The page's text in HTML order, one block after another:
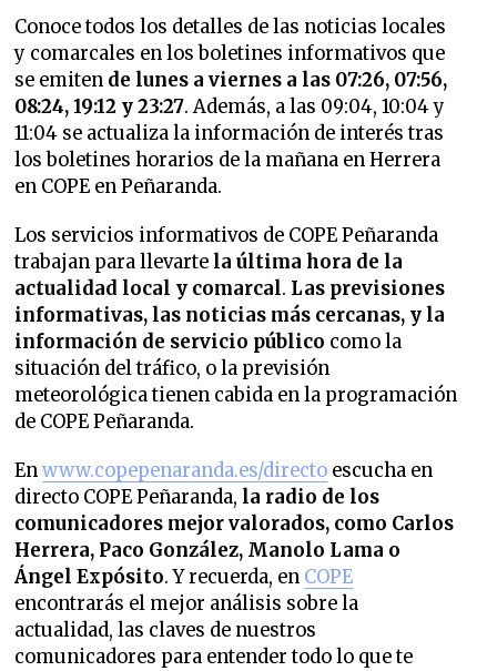
Conoce todos los detalles de las noticias locales
y comarcales en los boletines informativos que
se emiten de lunes a viernes a las 07:26, 07:56,
08:24, 19:12 y 23:27. Además, a las 09:04, 10:04 y
11:04 se actualiza la información de interés tras
los boletines horarios de la mañana en Herrera
en COPE en Peñaranda.
Los servicios informativos de COPE Peñaranda
trabajan para llevarte la última hora de la
actualidad local y comarcal. Las previsiones
informativas, las noticias más cercanas, y la
información de servicio público como la
situación del tráfico, o la previsión
meteorológica tienen cabida en la programación
de COPE Peñaranda.
Enwww.copepenaranda.es/directo escucha en
directo COPE Peñaranda, la radio de los
comunicadores mejor valorados, como Carlos
Herrera, Paco González, Manolo Lama o
Ángel Expósito. Y recuerda, en COPE
encontrarás el mejor análisis sobre la
actualidad, las claves de nuestros
comunicadores para entender todo lo que te